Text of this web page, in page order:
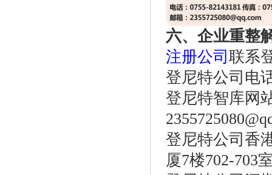
六、企业重整
注册公司 联系
登尼特公司电
登尼特智库网
登尼特公司香
厦7楼702-703